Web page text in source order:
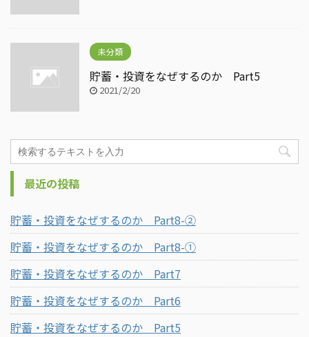
未分類
貯蓄・投資をなぜするのか Part5
2021/2/20
最近の投稿
貯蓄・投資をなぜするのか Part8-②
貯蓄・投資をなぜするのか Part8-①
貯蓄・投資をなぜするのか Part7
貯蓄・投資をなぜするのか Part6
貯蓄・投資をなぜするのか Part5